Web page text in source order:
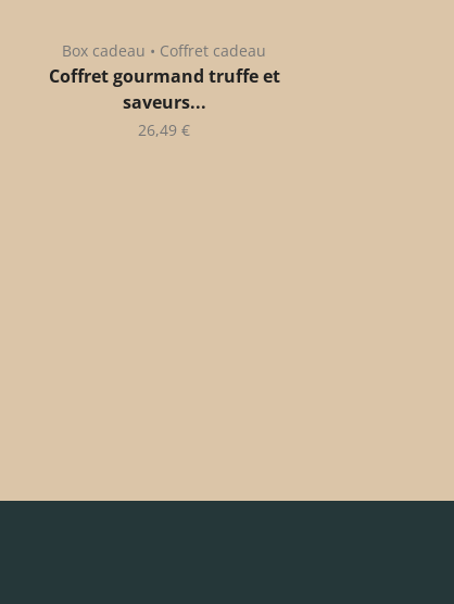
Box cadeau • Coffret cadeau
Coffret gourmand truffe et
saveurs...
26,49 €